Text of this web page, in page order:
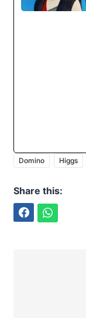
Domino Higgs
Share this: